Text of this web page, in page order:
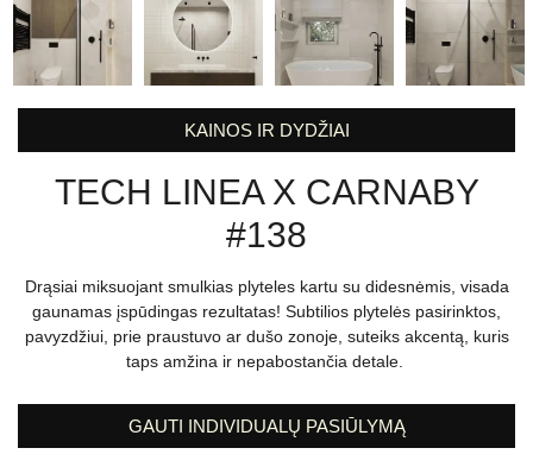
KAINOS IR DYDŽIAI
TECH LINEA X CARNABY
#138
Drąsiai miksuojant smulkias plyteles kartu su didesnėmis, visada
gaunamas įspūdingas rezultatas! Subtilios plytelės pasirinktos,
pavyzdžiui, prie praustuvo ar dušo zonoje, suteiks akcentą, kuris
taps amžina ir nepabostančia detale.
GAUTI INDIVIDUALŲ PASIŪLYMĄ